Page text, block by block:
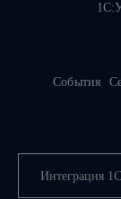
События